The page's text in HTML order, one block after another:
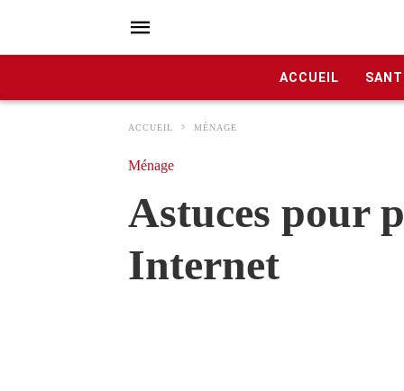
ACCUEIL
ACCUEIL MÉNAGE
Ménage
Astuces pour
Internet